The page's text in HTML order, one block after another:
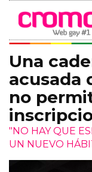
Una
acusada
no
"NO HAY QUE
UN NUEVO